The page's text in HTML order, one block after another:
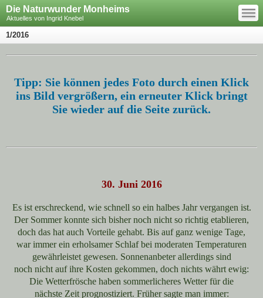
Die Naturwunder Monheims
Aktuelles von Ingrid Knebel
—
—
—
1/2016
Tipp: Sie können jedes Foto durch einen Klick
ins Bild vergrößern, ein erneuter Klick bringt
Sie wieder auf die Seite zurück.
30. Juni 2016
Es ist erschreckend, wie schnell so ein halbes Jahr vergangen ist.
Der Sommer konnte sich bisher noch nicht so richtig etablieren,
doch das hat auch Vorteile gehabt. Bis auf ganz wenige Tage,
war immer ein erholsamer Schlaf bei moderaten Temperaturen
gewährleistet gewesen. Sonnenanbeter allerdings sind
noch nicht auf ihre Kosten gekommen, doch nichts währt ewig:
Die Wetterfrösche haben sommerlicheres Wetter für die
nächste Zeit prognostiziert. Früher sagte man immer: